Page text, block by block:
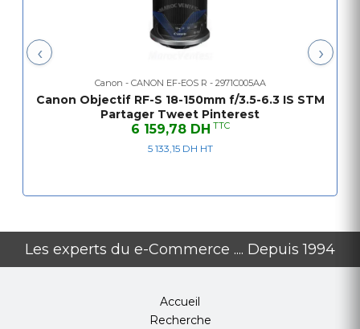
‹ ›
Canon - CANON EF-EOS R - 2971C005AA
Canon Objectif RF-S 18-150mm f/3.5-6.3 IS STM
Partager Tweet Pinterest
6 159,78 DH TTC
5 133,15 DH HT
Les experts du e-Commerce .... Depuis 1994
Accueil
Recherche